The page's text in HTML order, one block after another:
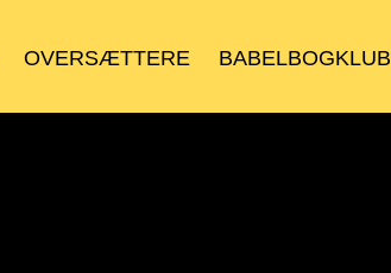
OVERSÆTTERE BABELBOGKLUB